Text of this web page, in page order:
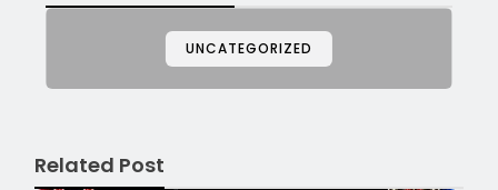
UNCATEGORIZED
Related Post